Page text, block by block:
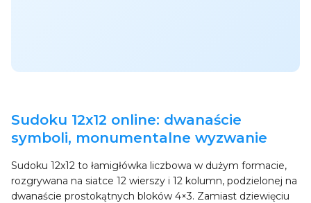
Sudoku 12x12 online: dwanaście
symboli, monumentalne wyzwanie
Sudoku 12x12 to łamigłówka liczbowa w dużym formacie,
rozgrywana na siatce 12 wierszy i 12 kolumn, podzielonej na
dwanaście prostokątnych bloków 4×3. Zamiast dziewięciu